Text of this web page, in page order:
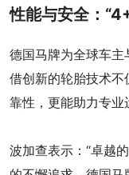
性能与安全：
德国马牌为全球车
借创新的轮胎技术
靠性，更能助力专业
波加查表示：“卓越